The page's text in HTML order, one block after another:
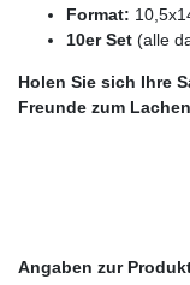
Format:
10er Set (alle
Holen Sie sich Ihre
Freunde zum
Angaben zur